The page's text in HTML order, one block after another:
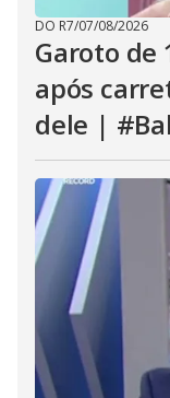
DO R7/07/08/2026
Garoto de
após
dele |